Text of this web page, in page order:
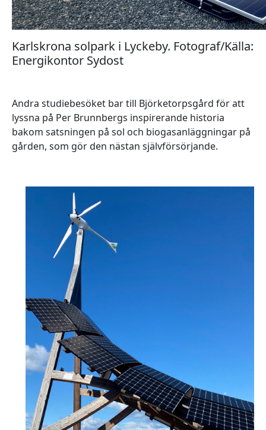
Karlskrona solpark i Lyckeby. Fotograf/Källa:
Energikontor Sydost
Andra studiebesöket bar till Björketorpsgård för att
lyssna på Per Brunnbergs inspirerande historia
bakom satsningen på sol och biogasanläggningar på
gården, som gör den nästan självförsörjande.